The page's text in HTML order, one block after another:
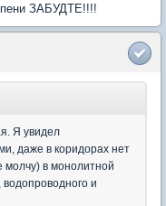
пени ЗАБУДТЕ!!!!
Я увидел
даже в коридорах нет
молчу) в монолитной
и